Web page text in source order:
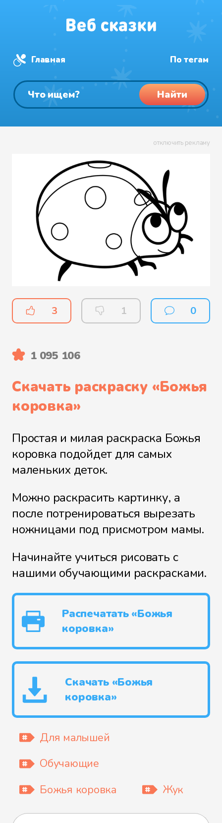
Главная По тегам
Найти
отключить рекламу
3 1 0
1 095 106
Скачать раскраску «Божья
коровка»
Простая и милая раскраска Божья
коровка подойдет для самых
маленьких деток.
Можно раскрасить картинку, а
после потренироваться вырезать
ножницами под присмотром мамы.
Начинайте учиться рисовать с
нашими обучающими раскрасками.
Распечатать «Божья
коровка»
Скачать «Божья
коровка»
Для малышей
Обучающие
Божья коровка
Жук